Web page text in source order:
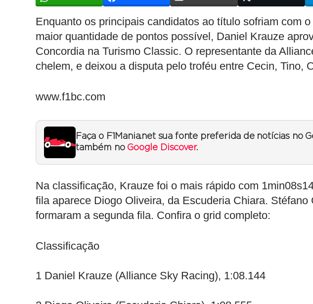
Enquanto os principais candidatos ao título sofriam com
maior quantidade de pontos possível, Daniel Krauze
Concordia na Turismo Classic. O representante da
chelem, e deixou a disputa pelo troféu entre Cecin, Tino,
www.f1bc.com
Faça o F1Mania.net sua fonte preferida de notícias no
também no Google Discover.
Na classificação, Krauze foi o mais rápido com
fila aparece Diogo Oliveira, da Escuderia Chiara.
formaram a segunda fila. Confira o grid completo:
Classificação
1 Daniel Krauze (Alliance Sky Racing), 1:08.144